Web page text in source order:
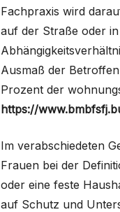
Fachpraxis wird
auf der Straße oder
Ausmaß der
Prozent der
https://
Im verabschiedeten
Frauen bei der
oder eine feste
auf Schutz und